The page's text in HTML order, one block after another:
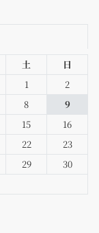
土
日
1
2
8
9
15
16
22
23
29
30